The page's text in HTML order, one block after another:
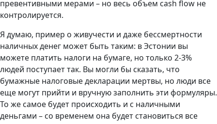
превентивными мерами – но весь объем cash flow не
контролируется.
Я думаю, пример о живучести и даже бессмертности
наличных денег может быть таким: в Эстонии вы
можете платить налоги на бумаге, но только 2-3%
людей поступает так. Вы могли бы сказать, что
бумажные налоговые декларации мертвы, но люди все
еще могут прийти и вручную заполнить эти формуляры.
То же самое будет происходить и с наличными
деньгами – со временем она будет становиться все